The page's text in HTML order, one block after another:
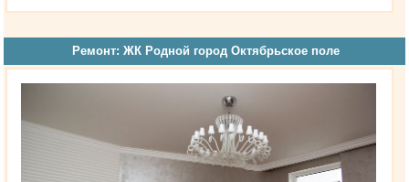
Ремонт: ЖК Родной город Октябрьское поле